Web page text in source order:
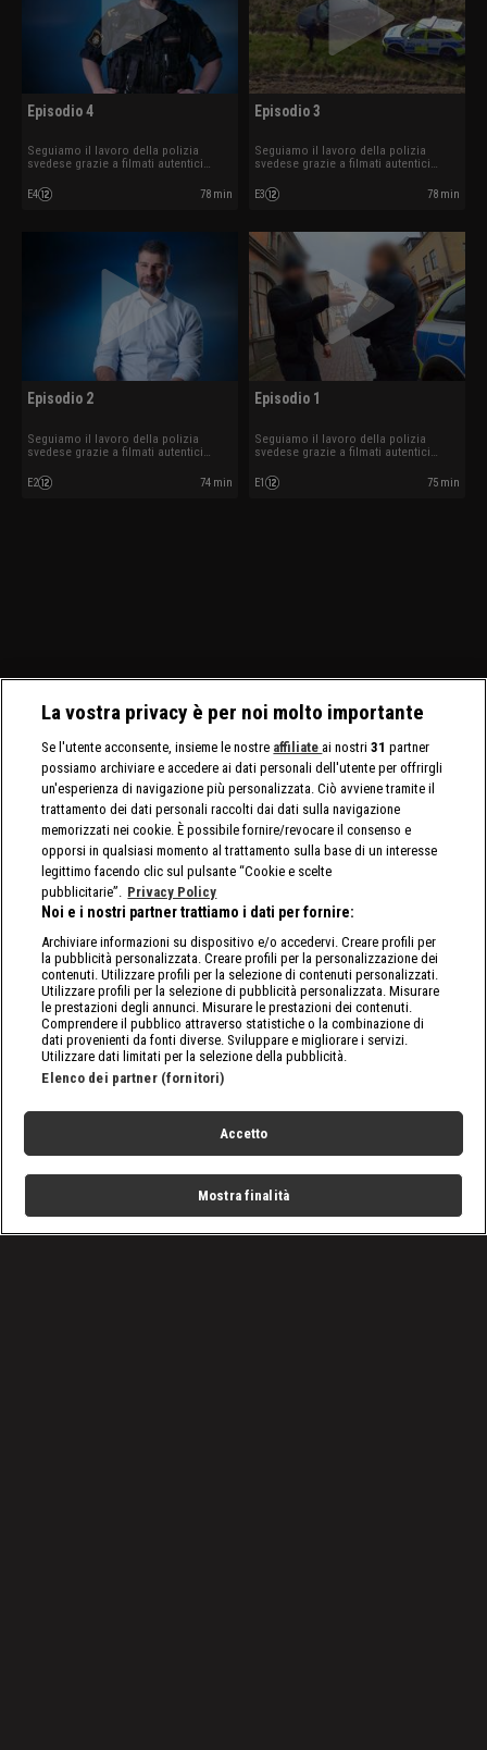
Episodio 4
Seguiamo il lavoro della polizia
svedese grazie a filmati autentici
E4 78 min
Episodio 3
Seguiamo il lavoro della polizia
svedese grazie a filmati autentici
E3 78 min
Episodio 2
Seguiamo il lavoro della polizia
svedese grazie a filmati autentici
E2 74 min
Episodio 1
Seguiamo il lavoro della polizia
svedese grazie a filmati autentici
E1 75 min
La vostra privacy è per noi molto importante
Se l'utente acconsente, insieme le nostre affiliate ai nostri31 partner
possiamo archiviare e accedere ai dati personali dell'utente per offrirgli
un'esperienza di navigazione più personalizzata. Ciò avviene tramite il
trattamento dei dati personali raccolti dai dati sulla navigazione
memorizzati nei cookie. È possibile fornire/revocare il consenso e
opporsi in qualsiasi momento al trattamento sulla base di un interesse
legittimo facendo clic sul pulsante “Cookie e scelte
pubblicitarie”. Privacy Policy
Noi e i nostri partner trattiamo i dati per fornire:
Archiviare informazioni su dispositivo e/o accedervi. Creare profili per
la pubblicità personalizzata. Creare profili per la personalizzazione dei
contenuti. Utilizzare profili per la selezione di contenuti personalizzati.
Utilizzare profili per la selezione di pubblicità personalizzata. Misurare
le prestazioni degli annunci. Misurare le prestazioni dei contenuti.
Comprendere il pubblico attraverso statistiche o la combinazione di
dati provenienti da fonti diverse. Sviluppare e migliorare i servizi.
Utilizzare dati limitati per la selezione della pubblicità.
Elenco dei partner (fornitori)
Accetto
Mostra finalità